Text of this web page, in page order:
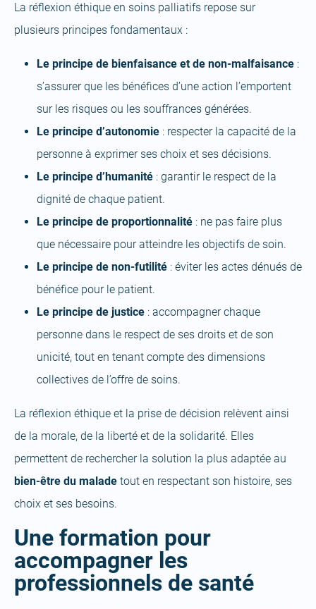
La réflexion éthique en soins palliatifs repose sur
plusieurs principes fondamentaux :
Le principe de bienfaisance et de non-malfaisance :
s’assurer que les bénéfices d’une action l’emportent
sur les risques ou les souffrances générées.
Le principe d’autonomie : respecter la capacité de la
personne à exprimer ses choix et ses décisions.
Le principe d’humanité : garantir le respect de la
dignité de chaque patient.
Le principe de proportionnalité : ne pas faire plus
que nécessaire pour atteindre les objectifs de soin.
Le principe de non-futilité : éviter les actes dénués de
bénéfice pour le patient.
Le principe de justice : accompagner chaque
personne dans le respect de ses droits et de son
unicité, tout en tenant compte des dimensions
collectives de l’offre de soins.
La réflexion éthique et la prise de décision relèvent ainsi
de la morale, de la liberté et de la solidarité. Elles
permettent de rechercher la solution la plus adaptée au
bien-être du malade tout en respectant son histoire, ses
choix et ses besoins.
Une formation pour
accompagner les
professionnels de santé